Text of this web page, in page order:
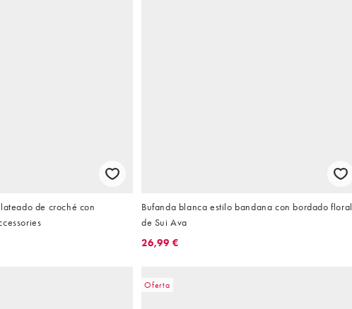
de croché con
Bufanda blanca estilo bandana con bordado floral
de Sui Ava
26,99 €
Oferta